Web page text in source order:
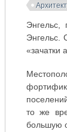
Энгельс,
Энгельс.
«зачатки
то же
большую